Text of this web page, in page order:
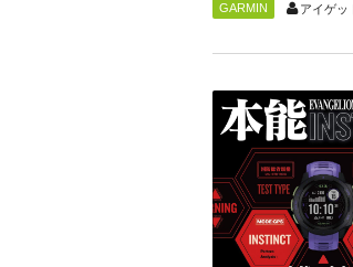
GARMIN
アイゲッ